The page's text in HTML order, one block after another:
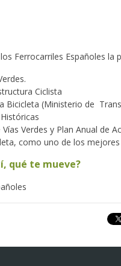
Ferrocarriles Españoles
Ciclista
Bicicleta (Ministerio de
Verdes y Plan Anual de
como uno de los
qué te mueve?